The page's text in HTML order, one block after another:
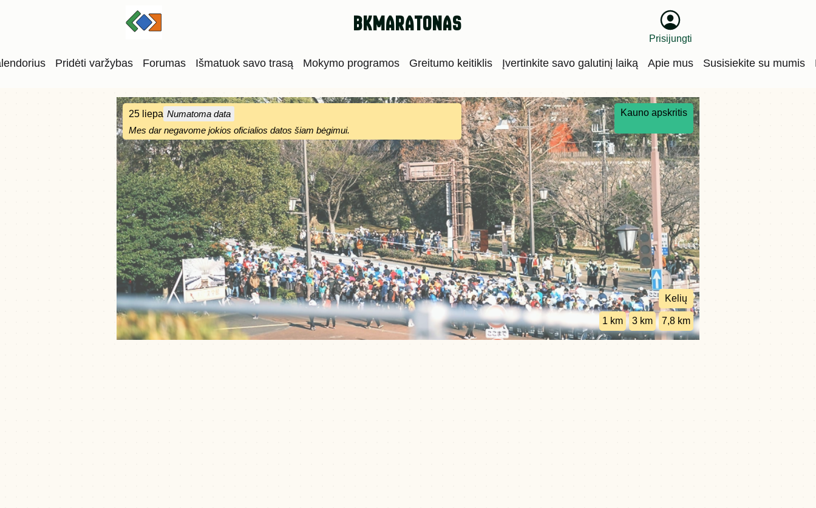
bkmaratonas
Prisijungti
Pridėti varžybas Forumas Išmatuok savo trasą Mokymo programos Greitumo keitiklis Įvertinkite savo galutinį laiką Apie mus Susisiekite su mumis
25 liepa Numatoma data
Mes dar negavome jokios oficialios datos šiam bėgimui.
Kauno apskritis
Kelių
1 km 3 km 7,8 km